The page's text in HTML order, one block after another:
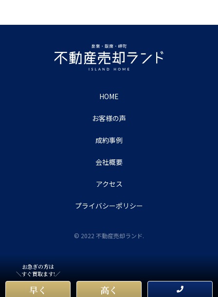
HOME
お客様の声
成約事例
会社概要
アクセス
プライバシーポリシー
© 2022 不動産売却ランド.
早く
お急ぎの方は
＼すぐ買取ます!／
高く